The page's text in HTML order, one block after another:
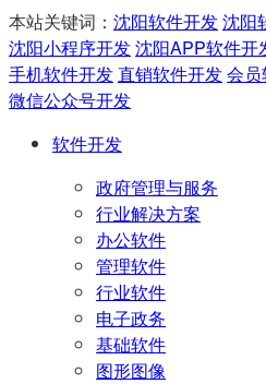
本站关键词： 沈阳软件开发沈阳
沈阳小程序开发沈阳APP软件开
手机软件开发直销软件开发会
微信公众号开发
软件开发
政府管理与服务
行业解决方案
办公软件
管理软件
行业软件
电子政务
基础软件
图形图像